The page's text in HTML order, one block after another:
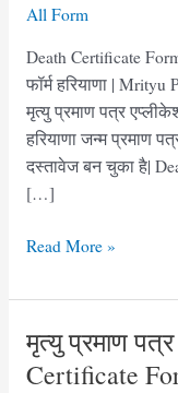
All Form
Death Certificate
फॉर्म हरियाणा |
मृत्यु प्रमाण पत्र
हरियाणा जन्म प्रमाण
दस्तावेज बन चुका है|
[…]
मृत्यु
पत्र
हरियाणा
|Death
Read More »
मृत्यु प्रमाण
Certificate